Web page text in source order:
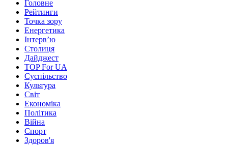
Головне
Рейтинги
Точка зору
Енергетика
Інтерв’ю
Столиця
Дайджест
TOP For UA
Суспiльство
Культура
Світ
Економіка
Політика
Війна
Спорт
Здоров'я